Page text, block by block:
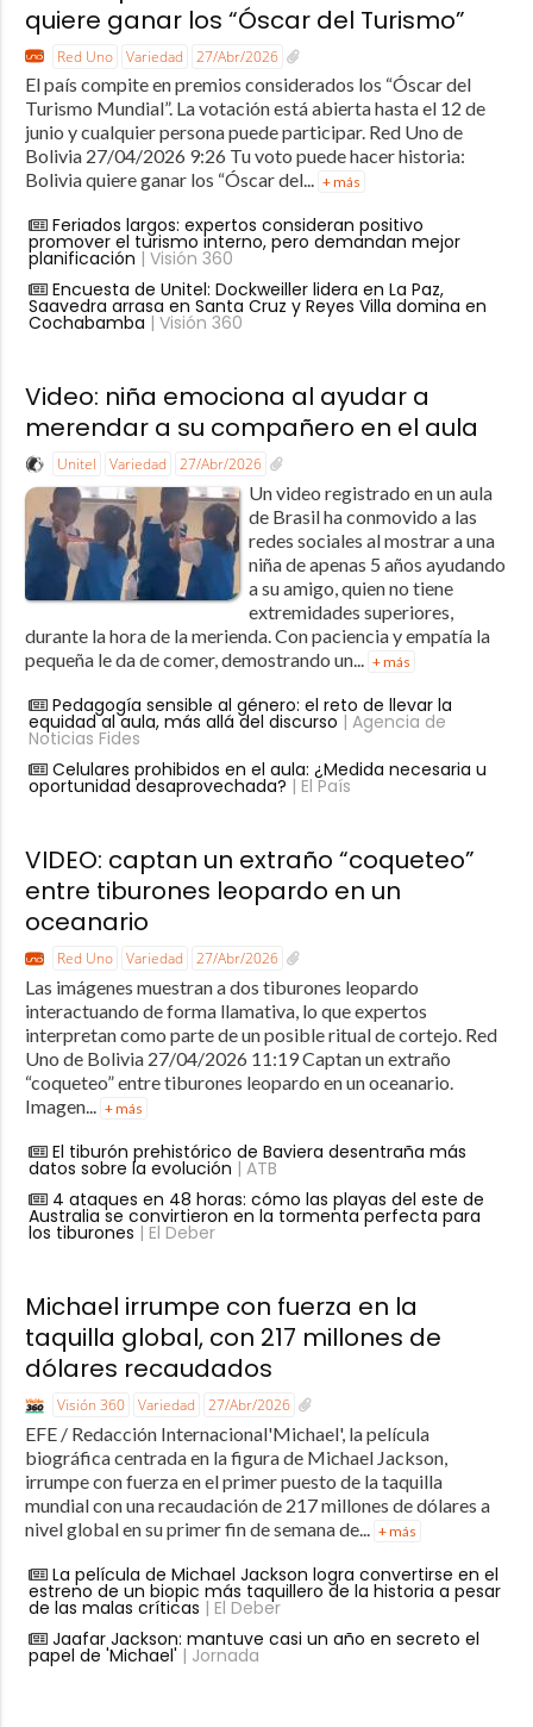
quiere ganar los “Óscar del Turismo”
Red Uno Variedad 27/Abr/2026
El país compite en premios considerados los “Óscar del
Turismo Mundial”. La votación está abierta hasta el 12 de
junio y cualquier persona puede participar. Red Uno de
Bolivia 27/04/2026 9:26 Tu voto puede hacer historia:
Bolivia quiere ganar los “Óscar del... + más
Feriados largos: expertos consideran positivo
promover el turismo interno, pero demandan mejor
planificación | Visión 360
Encuesta de Unitel: Dockweiller lidera en La Paz,
Saavedra arrasa en Santa Cruz y Reyes Villa domina en
Cochabamba | Visión 360
Video: niña emociona al ayudar a
merendar a su compañero en el aula
Unitel Variedad 27/Abr/2026
Un video registrado en un aula
de Brasil ha conmovido a las
redes sociales al mostrar a una
niña de apenas 5 años ayudando
a su amigo, quien no tiene
extremidades superiores,
durante la hora de la merienda. Con paciencia y empatía la
pequeña le da de comer, demostrando un... + más
Pedagogía sensible al género: el reto de llevar la
equidad al aula, más allá del discurso | Agencia de
Noticias Fides
Celulares prohibidos en el aula: ¿Medida necesaria u
oportunidad desaprovechada? | El País
VIDEO: captan un extraño “coqueteo”
entre tiburones leopardo en un
oceanario
Red Uno Variedad 27/Abr/2026
Las imágenes muestran a dos tiburones leopardo
interactuando de forma llamativa, lo que expertos
interpretan como parte de un posible ritual de cortejo. Red
Uno de Bolivia 27/04/2026 11:19 Captan un extraño
“coqueteo” entre tiburones leopardo en un oceanario.
Imagen... + más
El tiburón prehistórico de Baviera desentraña más
datos sobre la evolución | ATB
4 ataques en 48 horas: cómo las playas del este de
Australia se convirtieron en la tormenta perfecta para
los tiburones | El Deber
Michael irrumpe con fuerza en la
taquilla global, con 217 millones de
dólares recaudados
Visión 360 Variedad 27/Abr/2026
EFE / Redacción Internacional'Michael', la película
biográfica centrada en la figura de Michael Jackson,
irrumpe con fuerza en el primer puesto de la taquilla
mundial con una recaudación de 217 millones de dólares a
nivel global en su primer fin de semana de... + más
La película de Michael Jackson logra convertirse en el
estreno de un biopic más taquillero de la historia a pesar
de las malas críticas | El Deber
Jaafar Jackson: mantuve casi un año en secreto el
papel de 'Michael' | Jornada